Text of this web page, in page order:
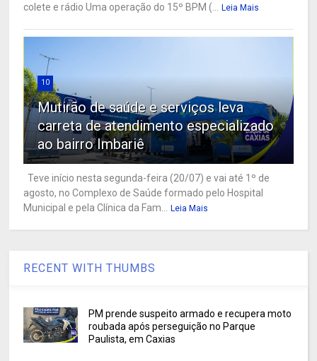
colete e rádio Uma operação do 15º BPM (...
Leia Mais
10
Mutirão de saúde e serviços leva
carreta de atendimento especializado
ao bairro Imbariê
Teve início nesta segunda-feira (20/07) e vai até 1º de
agosto, no Complexo de Saúde formado pelo Hospital
Municipal e pela Clínica da Fam...
Leia Mais
RECENT WITH THUMBS
PM prende suspeito armado e recupera moto
roubada após perseguição no Parque
Paulista, em Caxias